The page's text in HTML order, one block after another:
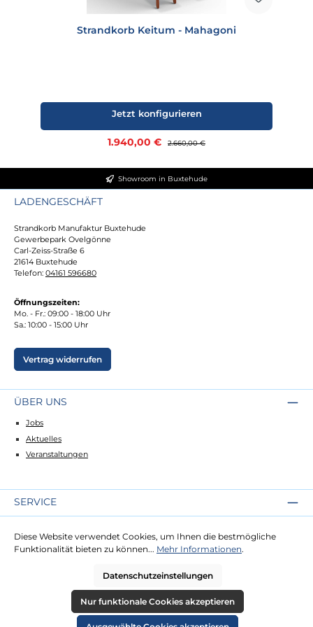
Strandkorb Keitum - Mahagoni
Verkaufspreis:
1.940,00 € Regulärer Preis:
2.660,00 €
Jetzt konfigurieren
Showroom in Buxtehude
LADENGESCHÄFT
Strandkorb Manufaktur Buxtehude
Gewerbepark Ovelgönne
Carl-Zeiss-Straße 6
21614 Buxtehude
Telefon: 04161 596680
Öffnungszeiten:
Mo. - Fr.: 09:00 - 18:00 Uhr
Sa.: 10:00 - 15:00 Uhr
Vertrag widerrufen
ÜBER UNS
Jobs
Aktuelles
Veranstaltungen
SERVICE
Lieferung
Zahlung
RECHTLICHES
Diese Website verwendet Cookies, um Ihnen die bestmögliche
Funktionalität bieten zu können... Mehr Informationen.
Datenschutzeinstellungen
Nur funktionale Cookies akzeptieren